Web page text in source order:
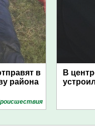
в
района
В